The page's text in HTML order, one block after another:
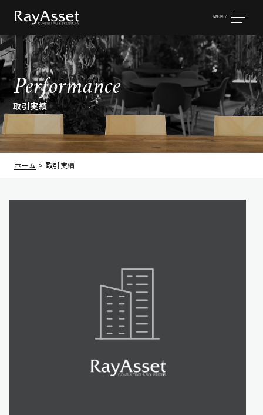
MENU
Performance
取引実績
ホーム > 取引実績